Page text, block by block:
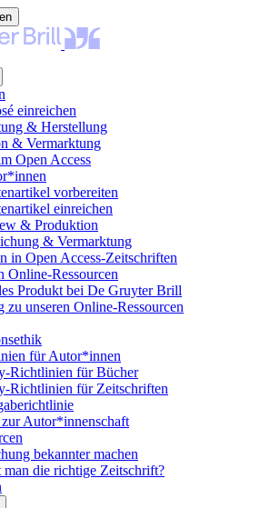
einreichen
& Herstellung
& Vermarktung
Open Access
vorbereiten
einreichen
& Produktion
& Vermarktung
in Open Access-Zeitschriften
Ressourcen
Produkt bei De Gruyter Brill
zu unseren Online-Ressourcen
für Autor*innen
Richtlinien für Bücher
Richtlinien für Zeitschriften
Autor*innenschaft
bekannter machen
die richtige Zeitschrift?